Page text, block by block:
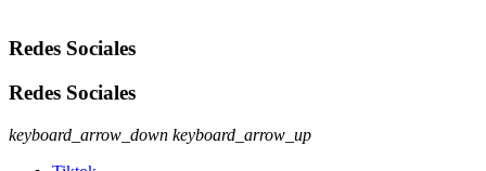
Redes Sociales
Redes Sociales
keyboard_arrow_down keyboard_arrow_up